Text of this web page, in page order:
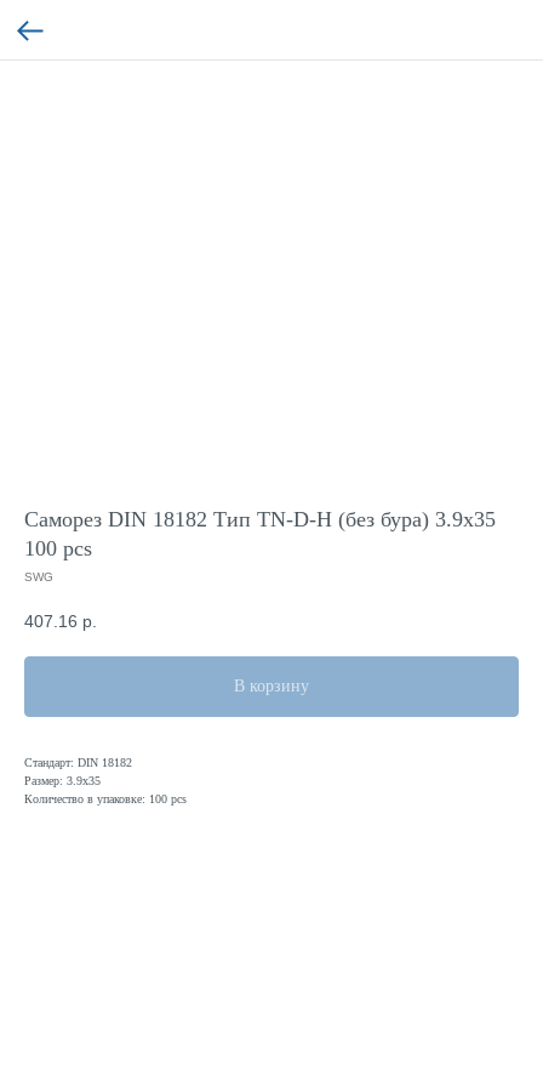
Саморез DIN 18182 Тип TN-D-H (без бура) 3.9x35
100 pcs
SWG
407.16 р.
В корзину
Стандарт: DIN 18182
Размер: 3.9х35
Количество в упаковке: 100 pcs